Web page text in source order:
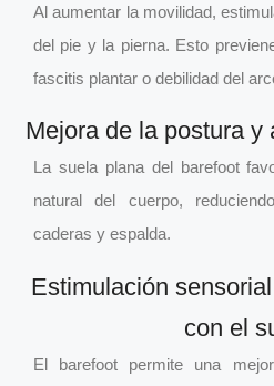
Al aumentar la movilidad,
del pie y la pierna. Esto
fascitis plantar o debilidad del
Mejora de la postura y
La suela plana del barefoot
natural del cuerpo,
caderas y espalda.
Estimulación
con el
El barefoot permite una